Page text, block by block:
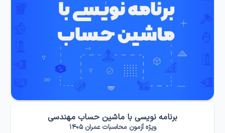
برنامه نویسی با ماشین حساب مهندسی
ویژه آزمون محاسبات عمران ۱۴۰۵